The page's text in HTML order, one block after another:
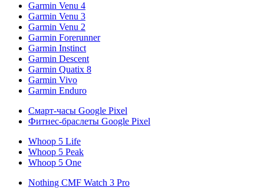
Garmin Venu 4
Garmin Venu 3
Garmin Venu 2
Garmin Forerunner
Garmin Instinct
Garmin Descent
Garmin Quatix 8
Garmin Vivo
Garmin Enduro
Смарт-часы Google Pixel
Фитнес-браслеты Google Pixel
Whoop 5 Life
Whoop 5 Peak
Whoop 5 One
Nothing CMF Watch 3 Pro